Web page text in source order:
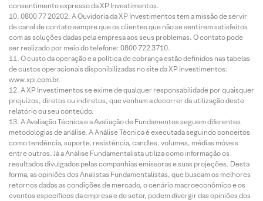
consentimento expresso da XP Investimentos.
0800 77 20202. A Ouvidoria da XP Investimentos tem a missão de servir
de canal de contato sempre que os clientes que não se sentirem satisfeitos
com as soluções dadas pela empresa aos seus problemas. O contato pode
ser realizado por meio do telefone: 0800 722 3710.
O custo da operação e a política de cobrança estão definidos nas tabelas
de custos operacionais disponibilizadas no site da XP Investimentos:
www.xpi.com.br.
A XP Investimentos se exime de qualquer responsabilidade por quaisquer
prejuízos, diretos ou indiretos, que venham a decorrer da utilização deste
relatório ou seu conteúdo.
A Avaliação Técnica e a Avaliação de Fundamentos seguem diferentes
metodologias de análise. A Análise Técnica é executada seguindo conceitos
como tendência, suporte, resistência, candles, volumes, médias móveis
entre outros. Já a Análise Fundamentalista utiliza como informação os
resultados divulgados pelas companhias emissoras e suas projeções. Desta
forma, as opiniões dos Analistas Fundamentalistas, que buscam os melhores
retornos dadas as condições de mercado, o cenário macroeconômico e os
eventos específicos da empresa e do setor, podem divergir das opiniões dos